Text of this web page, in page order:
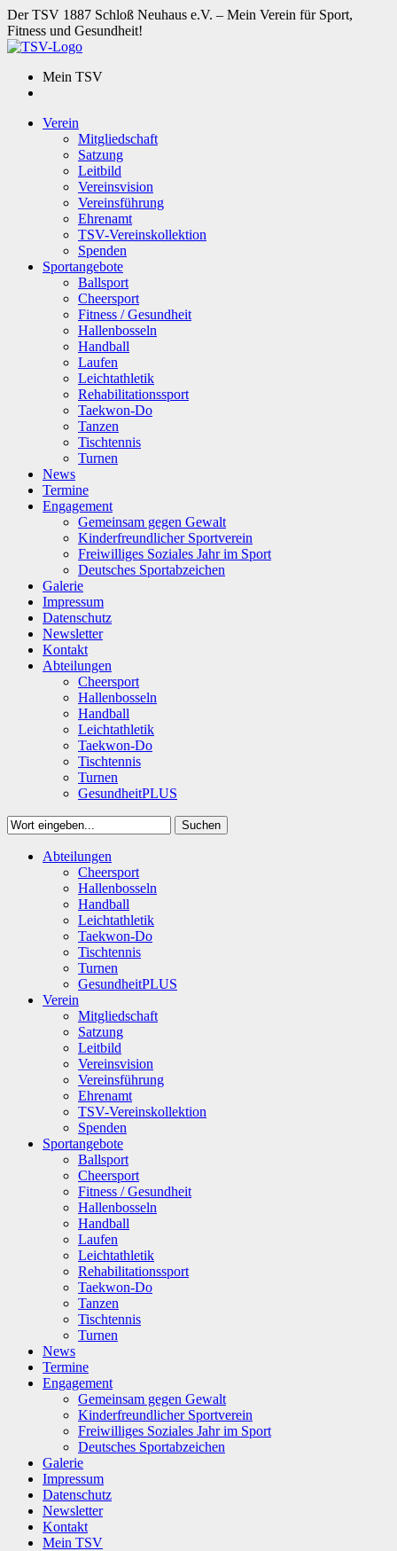
Der TSV 1887 Schloß Neuhaus e.V. – Mein Verein für Sport,
Fitness und Gesundheit!
Mein TSV
Verein
Mitgliedschaft
Satzung
Leitbild
Vereinsvision
Vereinsführung
Ehrenamt
TSV-Vereinskollektion
Spenden
Sportangebote
Ballsport
Cheersport
Fitness / Gesundheit
Hallenbosseln
Handball
Laufen
Leichtathletik
Rehabilitationssport
Taekwon-Do
Tanzen
Tischtennis
Turnen
News
Termine
Engagement
Gemeinsam gegen Gewalt
Kinderfreundlicher Sportverein
Freiwilliges Soziales Jahr im Sport
Deutsches Sportabzeichen
Galerie
Impressum
Datenschutz
Newsletter
Kontakt
Abteilungen
Cheersport
Hallenbosseln
Handball
Leichtathletik
Taekwon-Do
Tischtennis
Turnen
GesundheitPLUS
Suchen
SuchenAbteilungen
Cheersport
Hallenbosseln
Handball
Leichtathletik
Taekwon-Do
Tischtennis
Turnen
GesundheitPLUS
Verein
Mitgliedschaft
Satzung
Leitbild
Vereinsvision
Vereinsführung
Ehrenamt
TSV-Vereinskollektion
Spenden
Sportangebote
Ballsport
Cheersport
Fitness / Gesundheit
Hallenbosseln
Handball
Laufen
Leichtathletik
Rehabilitationssport
Taekwon-Do
Tanzen
Tischtennis
Turnen
News
Termine
Engagement
Gemeinsam gegen Gewalt
Kinderfreundlicher Sportverein
Freiwilliges Soziales Jahr im Sport
Deutsches Sportabzeichen
Galerie
Impressum
Datenschutz
Newsletter
Kontakt
Mein TSV